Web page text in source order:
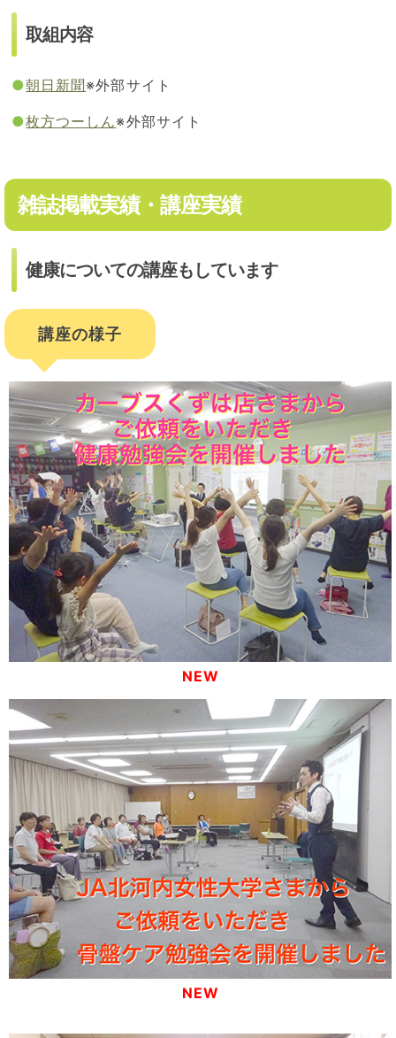
取組内容
●朝日新聞※外部サイト
●枚方つーしん※外部サイト
雑誌掲載実績・講座実績
健康についての講座もしています
講座の様子
NEW
NEW